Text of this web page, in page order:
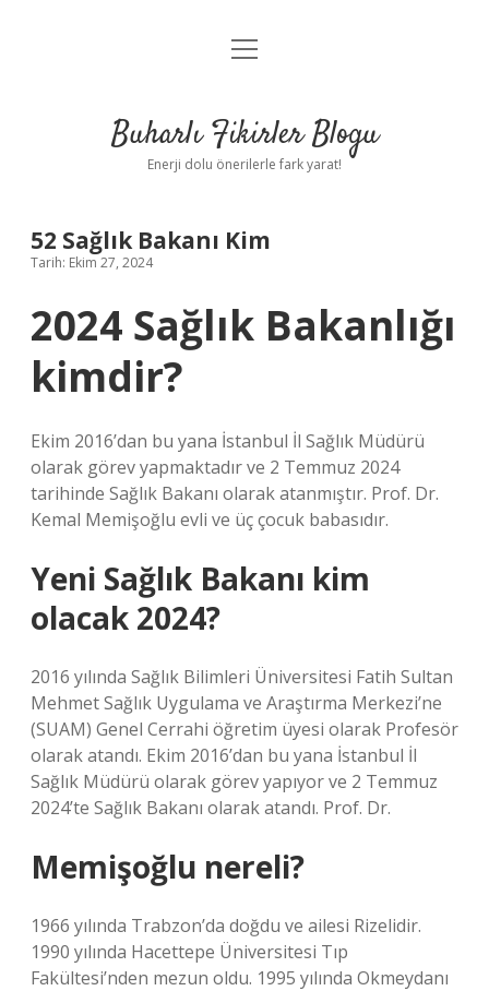
Anasayfa
Yasal Uyarı
menüyü
Buharlı Fikirler Blogu
Enerji dolu önerilerle fark yarat!
52 Sağlık Bakanı Kim
Tarih: Ekim 27, 2024
2024 Sağlık Bakanlığı
kimdir?
Ekim 2016’dan bu yana İstanbul İl Sağlık Müdürü
olarak görev yapmaktadır ve 2 Temmuz 2024
tarihinde Sağlık Bakanı olarak atanmıştır. Prof. Dr.
Kemal Memişoğlu evli ve üç çocuk babasıdır.
Yeni Sağlık Bakanı kim
olacak 2024?
2016 yılında Sağlık Bilimleri Üniversitesi Fatih Sultan
Mehmet Sağlık Uygulama ve Araştırma Merkezi’ne
(SUAM) Genel Cerrahi öğretim üyesi olarak Profesör
olarak atandı. Ekim 2016’dan bu yana İstanbul İl
Sağlık Müdürü olarak görev yapıyor ve 2 Temmuz
2024’te Sağlık Bakanı olarak atandı. Prof. Dr.
Memişoğlu nereli?
1966 yılında Trabzon’da doğdu ve ailesi Rizelidir.
1990 yılında Hacettepe Üniversitesi Tıp
Fakültesi’nden mezun oldu. 1995 yılında Okmeydanı